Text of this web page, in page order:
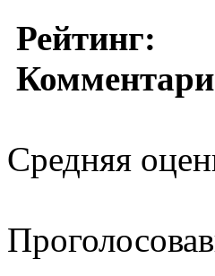
Рейтинг:
Средняя